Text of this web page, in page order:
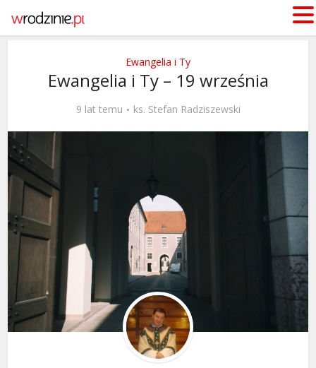
Ewangelia i Ty
Ewangelia i Ty – 19 września
9 lat temu ks. Stefan Radziszewski